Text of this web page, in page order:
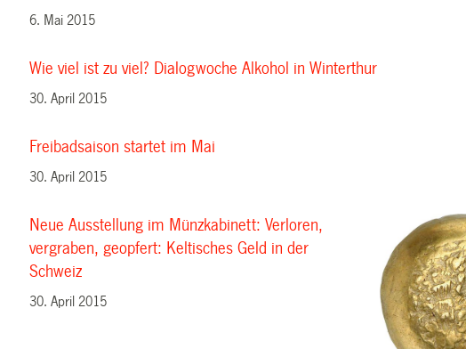
6. Mai 2015
Wie viel ist zu viel? Dialogwoche Alkohol in Winterthur
30. April 2015
Freibadsaison startet im Mai
30. April 2015
Neue Ausstellung im Münzkabinett: Verloren,
vergraben, geopfert: Keltisches Geld in der
Schweiz
30. April 2015